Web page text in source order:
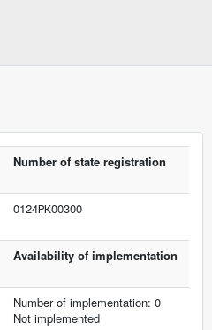
Number of state registration
0124РК00300
Availability of implementation
Number of implementation: 0
Not implemented